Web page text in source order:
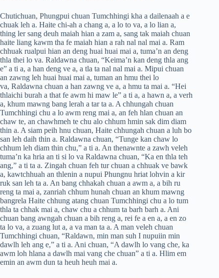
Chutichuan, Phungpui chuan Tumchhingi kha a dailenaah a e
chuak leh a. Haite chi-ah a chang a, a lo to va, a lo lian a,
thing ler sang deuh maiah hian a zam a, sang tak maiah chuan
haite liang kawm tha fe maiah hian a rah nal nal mai a. Ram
chhuak rualpui hian an deng huai huai mai a, tuma’n an deng
thla thei lo va. Raldawna chuan, “Keima’n kan deng thla ang
e” a ti a, a han deng ve a, a tla ta nal nal mai a. Mipui chuan
an zawng leh huai huai mai a, tuman an hmu thei lo
va, Raldawna chuan a han zawng ve a, a hmu ta mai a. “Hei
thlaichi burah a that fe awm hi maw le” a ti a, a hawn a, a verh
a, khum mawng bang lerah a tar ta a. A chhungah chuan
Tumchhingi chu a lo awm reng mai a, an feh hlan chuan an
chaw te, an chawhmeh te chu alo chhum hmin sak dim diam
thin a. A siam peih hnu chuan, Haite chhungah chuan a luh bo
san leh daih thin a. Raldawna chuan, “Tunge kan chaw lo
chhum leh diam thin chu,” a ti a. An thenawnte a zawh veleh
tuma’n ka hria an ti si lo va Raldawna chuan, “Ka en thla teh
ang,” a ti ta a. Zingah chuan feh tur chuan a chhuak ve bawk
a, kawtchhuah an thlenin a nupui Phungnu hriat lohvin a kir
ruk san leh ta a. An bang chhakah chuan a awm a, a bih ru
reng ta mai a, zanriah chhum hunah chuan an khum mawng
bangrela Haite chhung atang chuan Tumchhingi chu a lo tum
thla ta chhak mai a, chaw chu a chhum ta barh barh a. Ani
chuan bang awngah chuan a bih reng a, rei fe a en a, a en zo
ta lo va, a zuang lut a, a va man ta a. A man veleh chuan
Tumchhingi chuan, “Raldawn, min man suh I nupuiin min
dawlh leh ang e,” a ti a. Ani chuan, “A dawlh lo vang che, ka
awm loh hlana a dawlh mai vang che chuan” a ti a. Hlim em
emin an awm dun ta heuh heuh mai a.